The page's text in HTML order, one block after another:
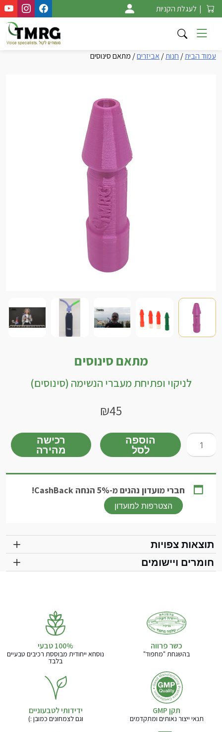
Skip
to
content
| לעגלת הקניות
עמוד הבית/ חנות/ אביזרים/ מתאם סינוסים
מתאם סינוסים
לניקוי ופתיחת מעברי הנשימה (סינוסים)
₪45
כמות
סינוסים
הוספה
לסל
רכישה
מהירה
חברי מועדון נהנים מ-5% הנחה CashBack!
הצטרפות למועדון
תוצאות צפויות
חומרים ויישומים
כשר פרווה
בהשגחת "מחפוד" נוסחא ייחודית מבוססת רכיבים טבעיים
בלבד
תקן GMP
תנאי ייצור נאותים ומתקדמים
ידידותי לטבעוניים
וגם לצמחונים כמובן :)